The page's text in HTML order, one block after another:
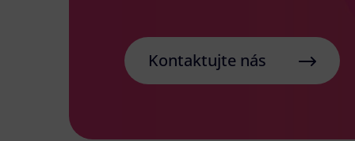
Kontaktujte nás